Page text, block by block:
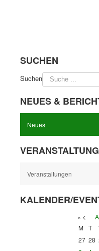
SUCHEN
Suchen
NEUES &
Neues
Veranstaltungen
KALENDER/
« <
M T
27 28